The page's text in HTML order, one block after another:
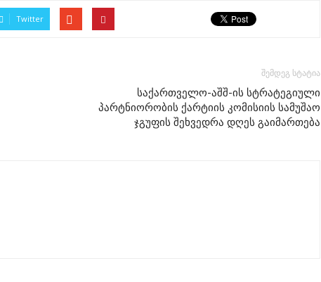
Twitter
შემდეგ სტატია
საქართველო-აშშ-ის სტრატეგიული
პარტნიორობის ქარტიის კომისიის სამუშაო
ჯგუფის შეხვედრა დღეს გაიმართება